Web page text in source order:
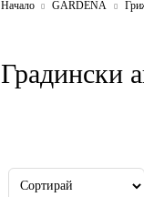
Начало GARDENA
Градински